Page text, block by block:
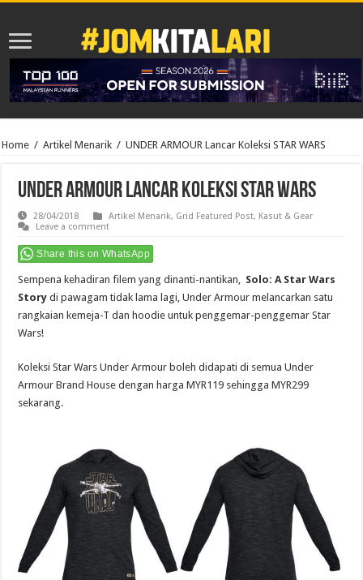
Home / Artikel Menarik / UNDER ARMOUR Lancar Koleksi STAR WARS
UNDER ARMOUR Lancar Koleksi STAR WARS
28/04/2018 Artikel Menarik, Grid Featured Post, Kasut & Gear
Leave a comment
Share this on WhatsApp
Sempena kehadiran filem yang dinanti-nantikan, Solo: A Star Wars
Storydi pawagam tidak lama lagi, Under Armour melancarkan satu
rangkaian kemeja-T dan hoodie untuk penggemar-penggemar Star
Wars!
Koleksi Star Wars Under Armour boleh didapati di semua Under
Armour Brand House dengan harga MYR119 sehingga MYR299
sekarang.